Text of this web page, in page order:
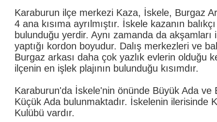
Karaburun ilçe merkezi Kaza, İskele, Burgaz
4 ana kısıma ayrılmıştır. İskele kazanın balıkçı
bulunduğu yerdir. Aynı zamanda da akşamları
yaptığı kordon boyudur. Dalış merkezleri ve
Burgaz arkası daha çok yazlık evlerin olduğu
ilçenin en işlek plajının bulunduğu kısımdır.
Karaburun'da İskele'nin önünde Büyük Ada ve
Küçük Ada bulunmaktadır. İskelenin ilerisinde
Kulübü vardır.